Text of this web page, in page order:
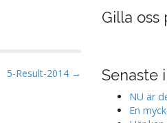
5-Result-2014 →
Gilla oss
Senaste
NU är
En